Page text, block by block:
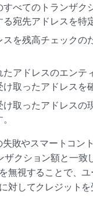
べてのトランザク
宛先アドレスを特
スを残高チェックの
アドレスのエンテ
取ったアドレスを
け取ったアドレスの
敗やスマートコン
ザクション額と一致
無視することで、
対してクレジット